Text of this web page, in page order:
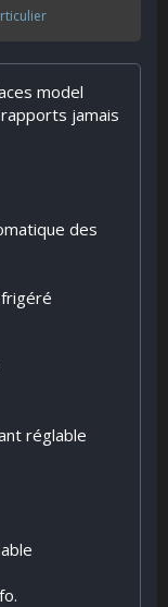
model
jamais
des
réglable